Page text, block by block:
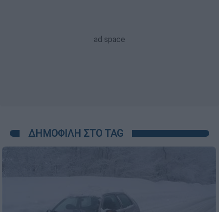
ΔΗΜΟΦΙΛΗ ΣΤΟ TAG